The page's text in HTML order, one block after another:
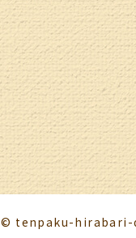
© tenpaku-hirabari-